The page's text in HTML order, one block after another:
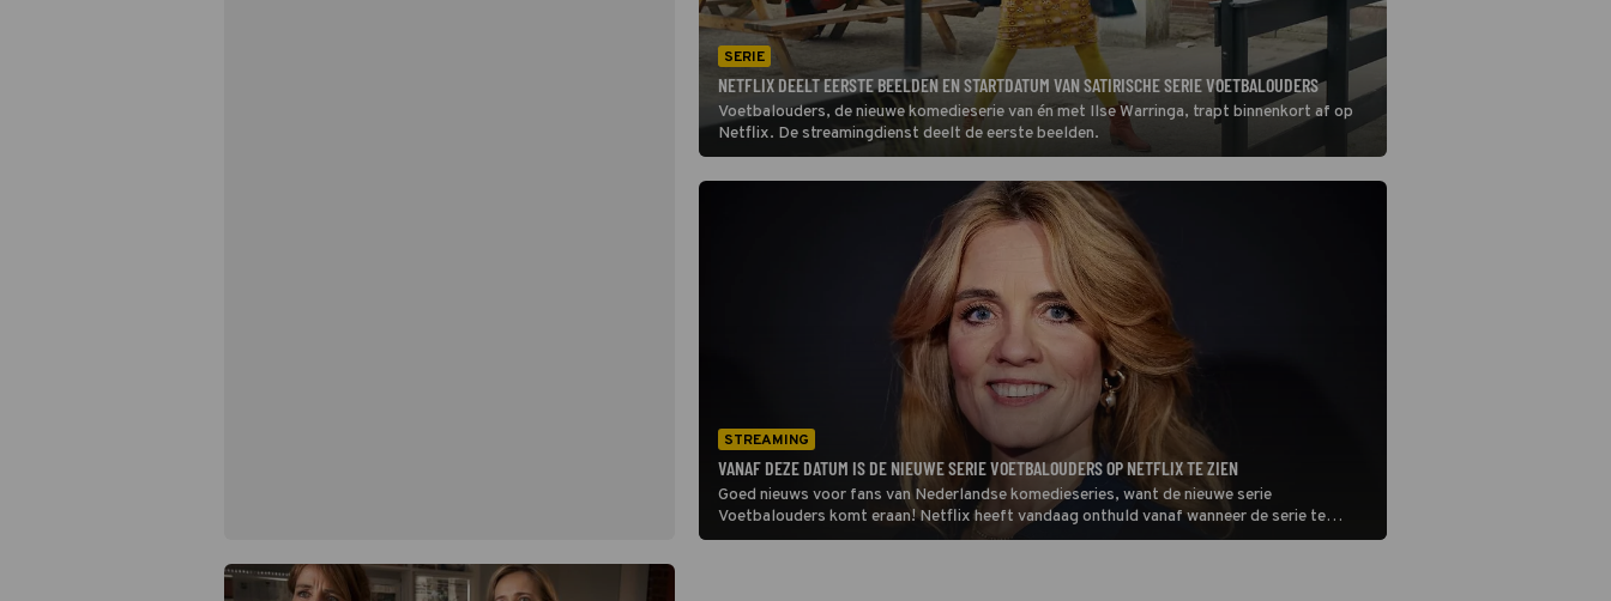
SERIE
NETFLIX DEELT EERSTE BEELDEN EN STARTDATUM VAN SATIRISCHE SERIE VOETBALOUDERS
Voetbalouders, de nieuwe komedieserie van én met Ilse Warringa, trapt binnenkort af op
Netflix. De streamingdienst deelt de eerste beelden.
STREAMING
VANAF DEZE DATUM IS DE NIEUWE SERIE VOETBALOUDERS OP NETFLIX TE ZIEN
Goed nieuws voor fans van Nederlandse komedieseries, want de nieuwe serie
Voetbalouders komt eraan! Netflix heeft vandaag onthuld vanaf wanneer de serie te
streamen is.